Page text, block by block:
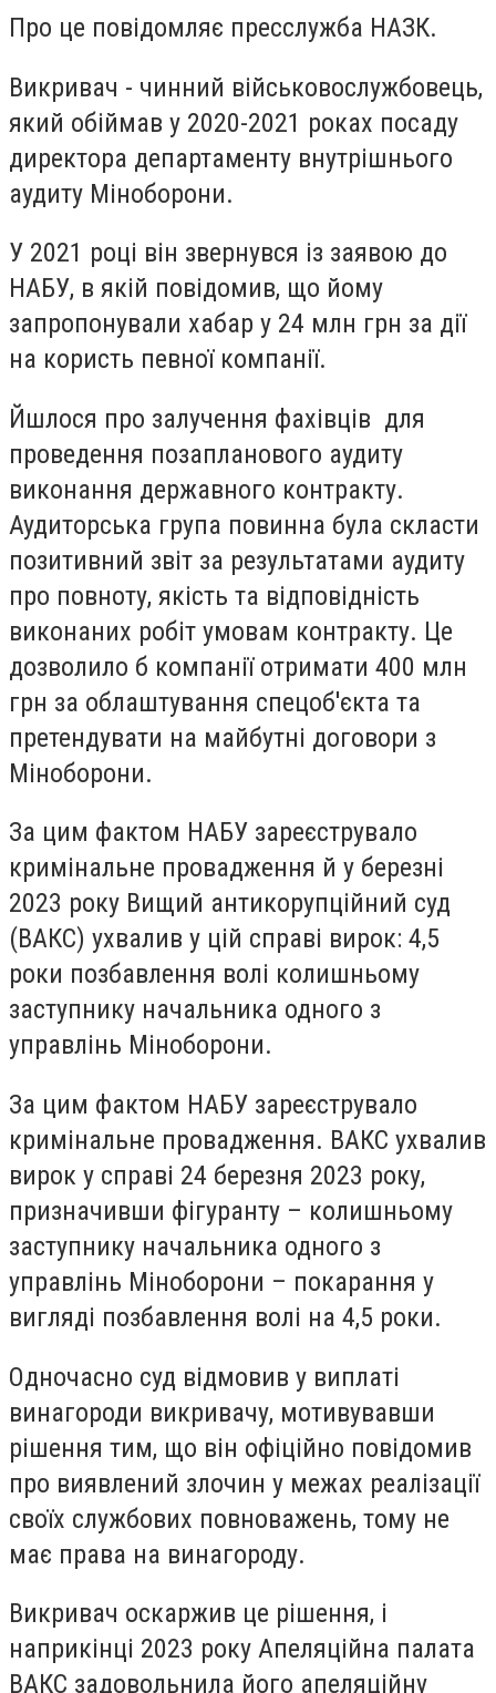
Про це повідомляє пресслужба НАЗК.
Викривач - чинний військовослужбовець,
який обіймав у 2020-2021 роках посаду
директора департаменту внутрішнього
аудиту Міноборони.
У 2021 році він звернувся із заявою до
НАБУ, в якій повідомив, що йому
запропонували хабар у 24 млн грн за дії
на користь певної компанії.
Йшлося про залучення фахівців для
проведення позапланового аудиту
виконання державного контракту.
Аудиторська група повинна була скласти
позитивний звіт за результатами аудиту
про повноту, якість та відповідність
виконаних робіт умовам контракту. Це
дозволило б компанії отримати 400 млн
грн за облаштування спецоб'єкта та
претендувати на майбутні договори з
Міноборони.
За цим фактом НАБУ зареєструвало
кримінальне провадження й у березні
2023 року Вищий антикорупційний суд
(ВАКС) ухвалив у цій справі вирок: 4,5
роки позбавлення волі колишньому
заступнику начальника одного з
управлінь Міноборони.
За цим фактом НАБУ зареєструвало
кримінальне провадження. ВАКС ухвалив
вирок у справі 24 березня 2023 року,
призначивши фігуранту – колишньому
заступнику начальника одного з
управлінь Міноборони – покарання у
вигляді позбавлення волі на 4,5 роки.
Одночасно суд відмовив у виплаті
винагороди викривачу, мотивувавши
рішення тим, що він офіційно повідомив
про виявлений злочин у межах реалізації
своїх службових повноважень, тому не
має права на винагороду.
Викривач оскаржив це рішення, і
наприкінці 2023 року Апеляційна палата
ВАКС задовольнила його апеляційну